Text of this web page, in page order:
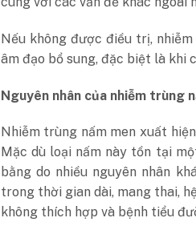
Nếu không được điều trị,
âm đạo bổ sung, đặc biệt là khi
Nguyên nhân của nhiễm trùng
Nhiễm trùng nấm men xuất
Mặc dù loại nấm này tồn tại
bằng do nhiều nguyên nhân
trong thời gian dài, mang thai,
không thích hợp và bệnh tiểu